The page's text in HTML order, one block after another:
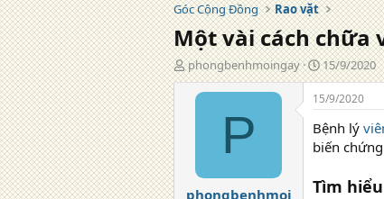
Góc Cộng Đồng
Rao vặt
Một vài cách chữa
T
á
phongbenhmoingay
N
g
à
y
đ
ă
g
15/9/2020
P
phongbenhmoi
15/9/2020
Bệnh lý
biến
Tìm